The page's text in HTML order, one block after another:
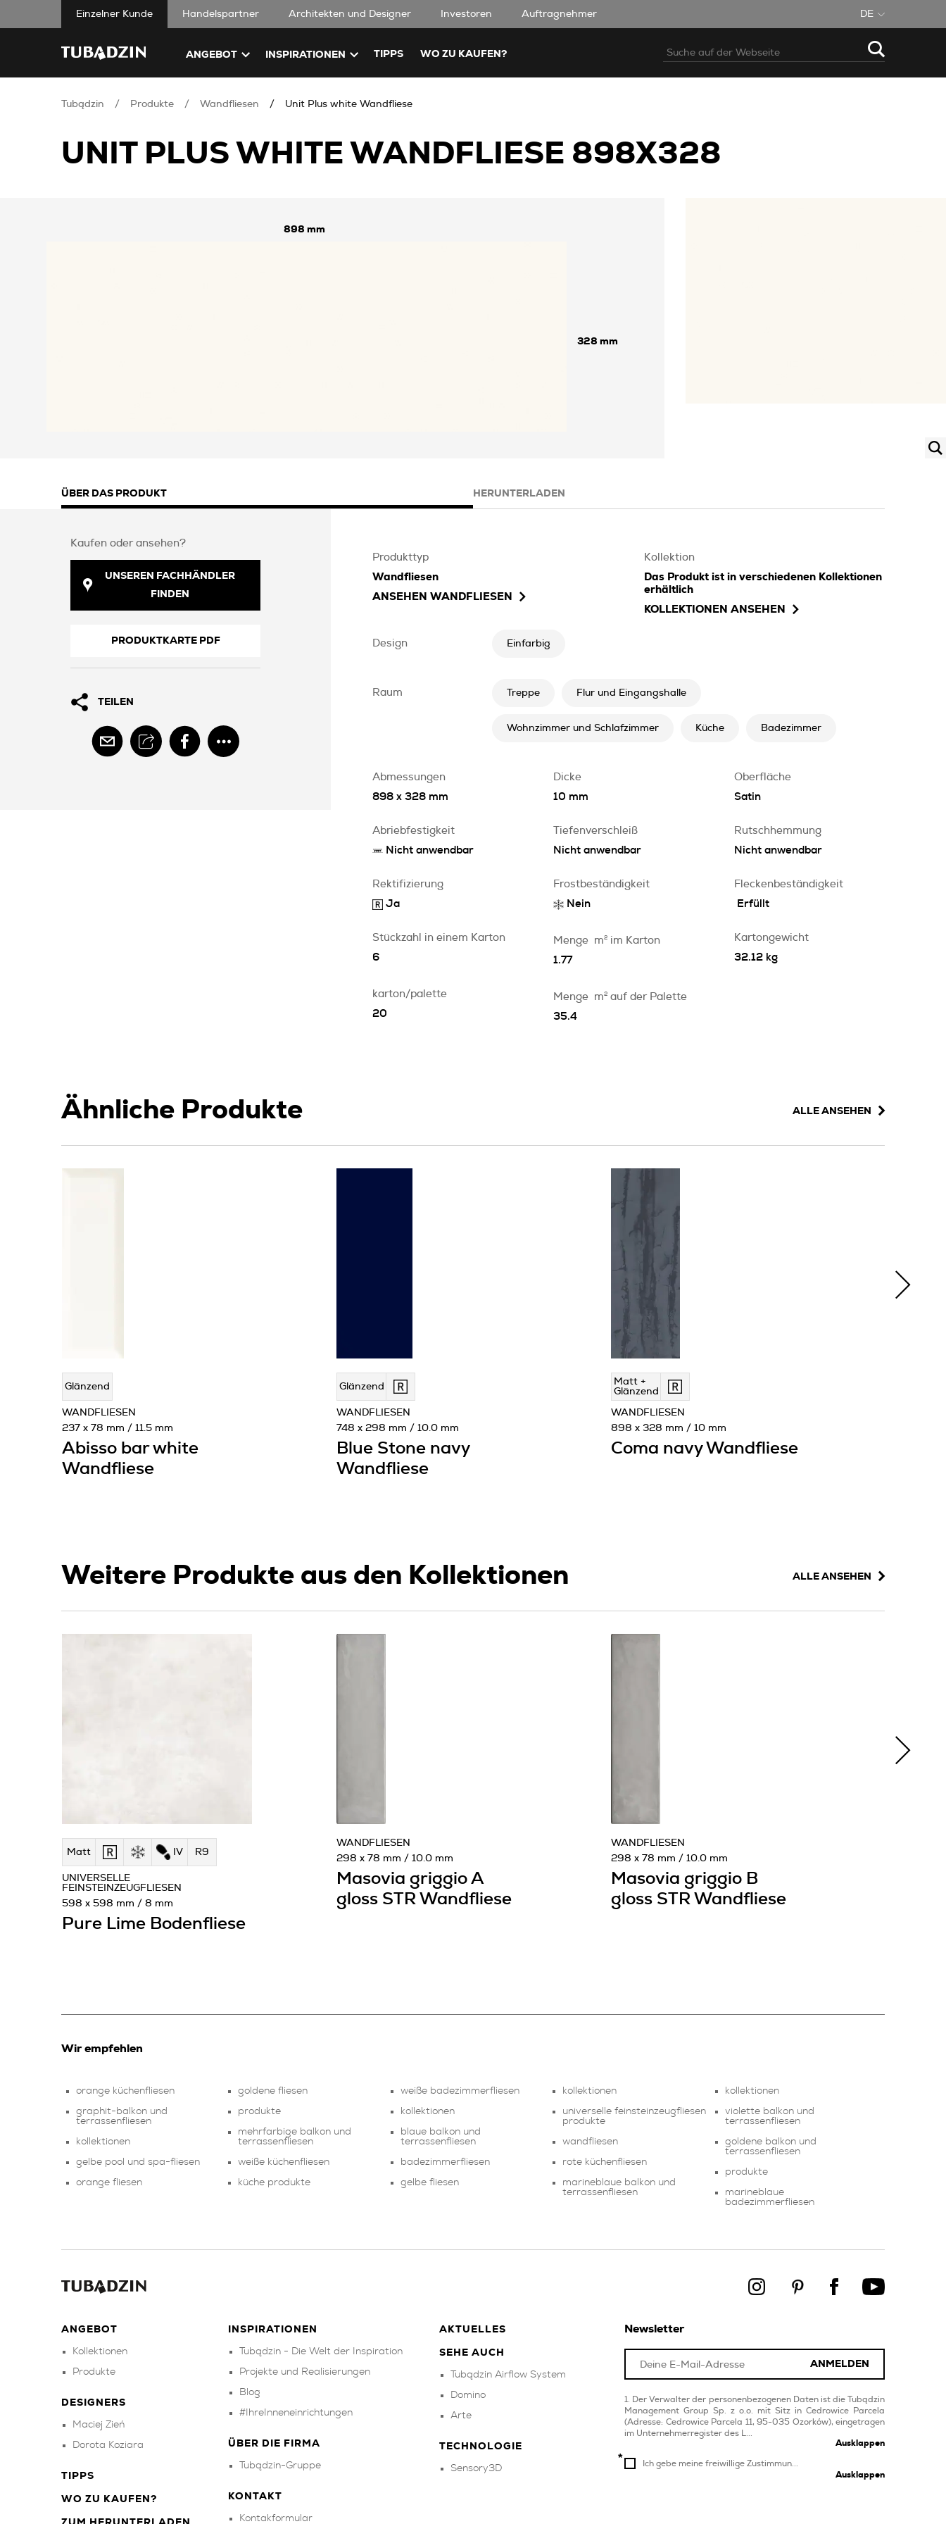
Einzelner Kunde Handelspartner Architekten und Designer Investoren Auftragnehmer DE
ANGEBOT INSPIRATIONEN TIPPS WO ZU KAUFEN?
Tubądzin Produkte Wandfliesen Unit Plus white Wandfliese
UNIT PLUS WHITE WANDFLIESE 898X328
898
328
ÜBER DAS PRODUKT HERUNTERLADEN
Kaufen oder ansehen?
UNSEREN FACHHÄNDLER
FINDEN
PRODUKTKARTE PDF
TEILEN
Produkttyp
Wandfliesen
ANSEHEN WANDFLIESEN
Kollektion
Das Produkt ist in verschiedenen Kollektionen
erhältlich
KOLLEKTIONEN ANSEHEN
Design Einfarbig
Raum Treppe Flur und Eingangshalle
Wohnzimmer und Schlafzimmer Küche Badezimmer
Abmessungen
898 x 328 mm
Dicke
10 mm
Oberfläche
Satin
Abriebfestigkeit
Nicht anwendbar
Tiefenverschleiß
Nicht anwendbar
Rutschhemmung
Nicht anwendbar
Rektifizierung
Ja
Frostbeständigkeit
Nein
Fleckenbeständigkeit
Erfüllt
Stückzahl in einem Karton
6
Menge m2
im Karton
1.77
Kartongewicht
32.12 kg
karton/palette
20
Menge m2 auf der Palette
35.4
Ähnliche Produkte ALLE ANSEHEN
Glänzend
Abisso bar white
Wandfliese
WANDFLIESEN
237 x 78 mm / 11.5 mm
Glänzend
Blue Stone navy
Wandfliese
WANDFLIESEN
748 x 298 mm / 10.0 mm
Matt +
Glänzend
Coma navy Wandfliese
WANDFLIESEN
898 x 328 mm / 10 mm
Weitere Produkte aus den Kollektionen ALLE ANSEHEN
Matt IV R9
Pure Lime Bodenfliese
UNIVERSELLE
FEINSTEINZEUGFLIESEN
598 x 598 mm / 8 mm
Masovia griggio A
gloss STR Wandfliese
WANDFLIESEN
298 x 78 mm / 10.0 mm
Masovia griggio B
gloss STR Wandfliese
WANDFLIESEN
298 x 78 mm / 10.0 mm
Wir empfehlen
orange küchenfliesen
graphit-balkon und
terrassenfliesen
kollektionen
gelbe pool und spa-fliesen
orange fliesen
goldene fliesen
produkte
mehrfarbige balkon und
terrassenfliesen
weiße küchenfliesen
küche produkte
weiße badezimmerfliesen
kollektionen
blaue balkon und
terrassenfliesen
badezimmerfliesen
gelbe fliesen
kollektionen
universelle feinsteinzeugfliesen
produkte
wandfliesen
rote küchenfliesen
marineblaue balkon und
terrassenfliesen
kollektionen
violette balkon und
terrassenfliesen
goldene balkon und
terrassenfliesen
produkte
marineblaue
badezimmerfliesen
ANGEBOT
Kollektionen
Produkte
DESIGNERS
Maciej Zień
Dorota Koziara
TIPPS
WO ZU KAUFEN?
INSPIRATIONEN
Tubądzin - Die Welt der Inspiration
Projekte und Realisierungen
Blog
#IhreInneneinrichtungen
ÜBER DIE FIRMA
Tubądzin-Gruppe
KONTAKT
Kontakformular
AKTUELLES
SEHE AUCH
Tubądzin Airflow System
Domino
Arte
TECHNOLOGIE
Sensory3D
Newsletter
ANMELDEN
Der Verwalter der personenbezogenen Daten ist die Tubądzin
Management Group Sp. z o.o. mit Sitz in Cedrowice Parcela
(Adresse: Cedrowice Parcela 11, 95-035 Ozorków), eingetragen
im Unternehmerregister des L...
Ausklappen
Ich gebe meine freiwillige Zustimmun...
Ausklappen